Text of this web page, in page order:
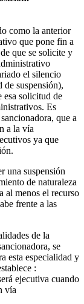
como la anterior
que pone fin a
que se solicite y
el silencio
suspensión),
esa solicitud de
Es
que a
a la vía
ya que
una suspensión
de naturaleza
al menos el recurso
frente a las
de la
se
esta especialidad y
:
ejecutiva cuando
vía